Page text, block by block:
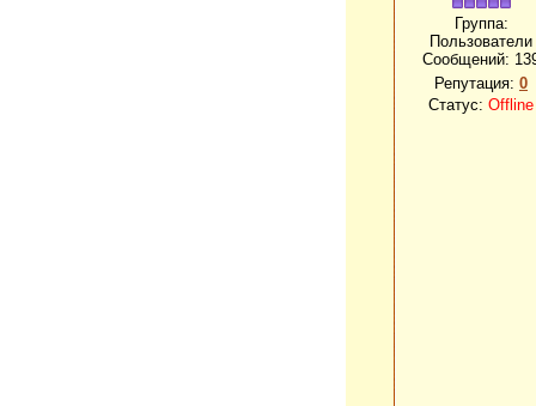
Группа:
Пользователи
Сообщений:
Репутация: 0
Статус: Offline